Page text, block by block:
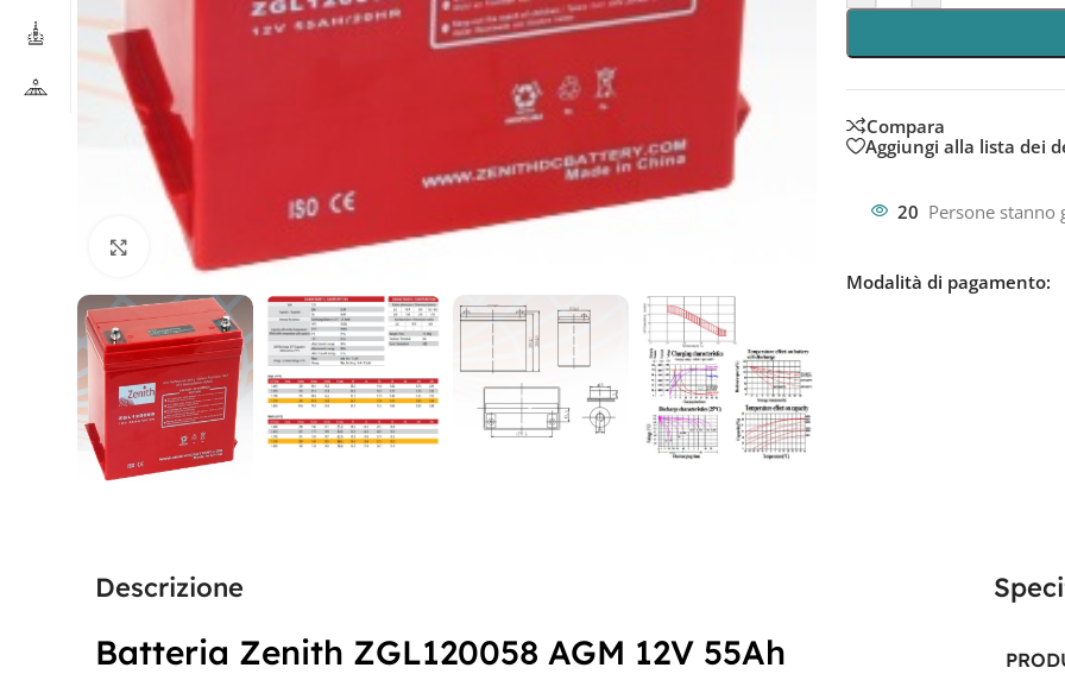
Clicca per ingrandire
Compara
Aggiungi alla lista dei
20 Persone
Modalità di pagamento:
Descrizione
Batteria Zenith ZGL120058 AGM 12V 55Ah